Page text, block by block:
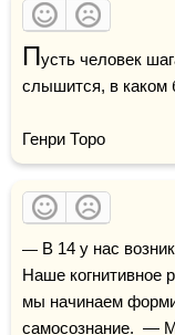
Пусть человек
слышится, в каком
Генри Торо
— В 14 у нас возникают свои музыкальные предпочтения.
Наше когнитивное
мы начинаем
самосознание.  —